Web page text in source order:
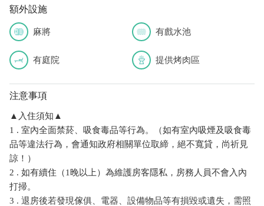
額外設施
麻將 有戲水池
有庭院 提供烤肉區
注意事項
▲入住須知▲
1 . 室內全面禁菸、吸食毒品等行為。（如有室內吸煙及吸食毒
品等違法行為，會通知政府相關單位取締，絕不寬貸，尚祈見
諒！）
2 . 如有續住（1晚以上）為維護房客隱私，房務人員不會入內
打掃。
3 . 退房後若發現傢俱、電器、設備物品等有損毀或遺失，需照